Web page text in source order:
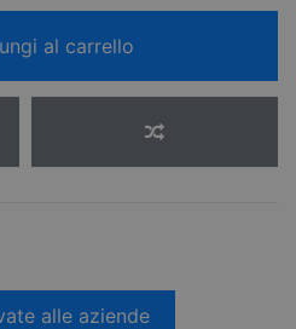
al carrello
alle aziende